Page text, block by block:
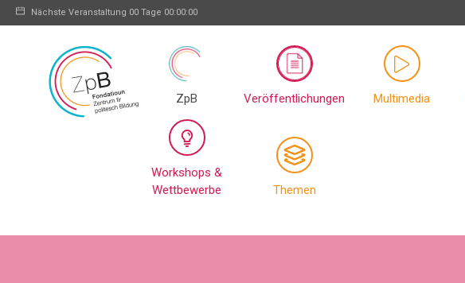
Nächste Veranstaltung 00 Tage 00:00:00
ZpB Veröffentlichungen Multimedia
Workshops &
Wettbewerbe
Themen